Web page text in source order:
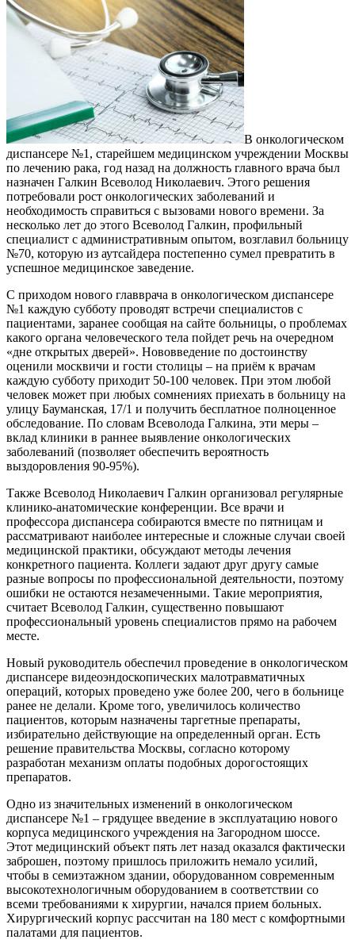
В онкологическом
диспансере №1, старейшем медицинском учреждении Москвы
по лечению рака, год назад на должность главного врача был
назначен Галкин Всеволод Николаевич. Этого решения
потребовали рост онкологических заболеваний и
необходимость справиться с вызовами нового времени. За
несколько лет до этого Всеволод Галкин, профильный
специалист с административным опытом, возглавил больницу
№70, которую из аутсайдера постепенно сумел превратить в
успешное медицинское заведение.
С приходом нового главврача в онкологическом диспансере
№1 каждую субботу проводят встречи специалистов с
пациентами, заранее сообщая на сайте больницы, о проблемах
какого органа человеческого тела пойдет речь на очередном
«дне открытых дверей». Нововведение по достоинству
оценили москвичи и гости столицы – на приём к врачам
каждую субботу приходит 50-100 человек. При этом любой
человек может при любых сомнениях приехать в больницу на
улицу Бауманская, 17/1 и получить бесплатное полноценное
обследование. По словам Всеволода Галкина, эти меры –
вклад клиники в раннее выявление онкологических
заболеваний (позволяет обеспечить вероятность
выздоровления 90-95%).
Также Всеволод Николаевич Галкин организовал регулярные
клинико-анатомические конференции. Все врачи и
профессора диспансера собираются вместе по пятницам и
рассматривают наиболее интересные и сложные случаи своей
медицинской практики, обсуждают методы лечения
конкретного пациента. Коллеги задают друг другу самые
разные вопросы по профессиональной деятельности, поэтому
ошибки не остаются незамеченными. Такие мероприятия,
считает Всеволод Галкин, существенно повышают
профессиональный уровень специалистов прямо на рабочем
месте.
Новый руководитель обеспечил проведение в онкологическом
диспансере видеоэндоскопических малотравматичных
операций, которых проведено уже более 200, чего в больнице
ранее не делали. Кроме того, увеличилось количество
пациентов, которым назначены таргетные препараты,
избирательно действующие на определенный орган. Есть
решение правительства Москвы, согласно которому
разработан механизм оплаты подобных дорогостоящих
препаратов.
Одно из значительных изменений в онкологическом
диспансере №1 – грядущее введение в эксплуатацию нового
корпуса медицинского учреждения на Загородном шоссе.
Этот медицинский объект пять лет назад оказался фактически
заброшен, поэтому пришлось приложить немало усилий,
чтобы в семиэтажном здании, оборудованном современным
высокотехнологичным оборудованием в соответствии со
всеми требованиями к хирургии, начался прием больных.
Хирургический корпус рассчитан на 180 мест с комфортными
палатами для пациентов.